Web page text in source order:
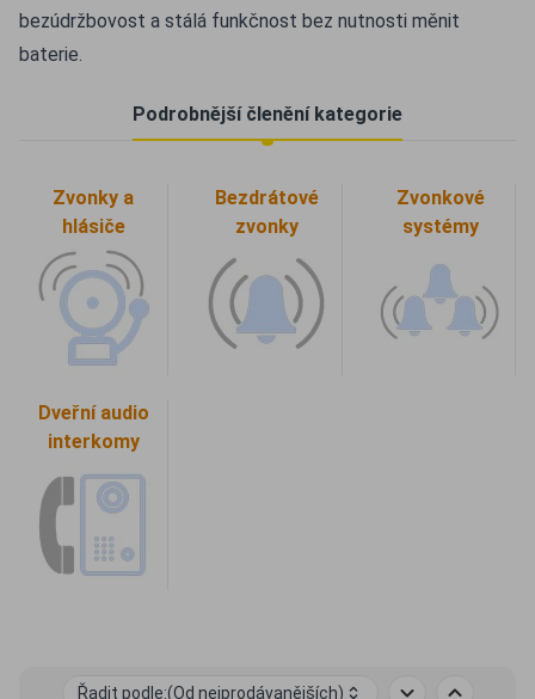
bezúdržbovost a stálá funkčnost bez nutnosti měnit
baterie.
Podrobnější členění kategorie
Zvonky a
hlásiče
Bezdrátové
zvonky
Zvonkové
systémy
Dveřní audio
interkomy
Řadit podle:(Od nejprodávanějších)